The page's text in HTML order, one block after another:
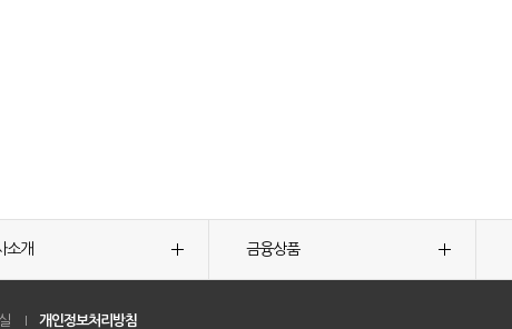
소개 금융상품
개인정보처리방침